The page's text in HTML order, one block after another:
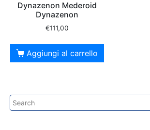
Dynazenon Mederoid
Dynazenon
€111,00
Aggiungi al carrello